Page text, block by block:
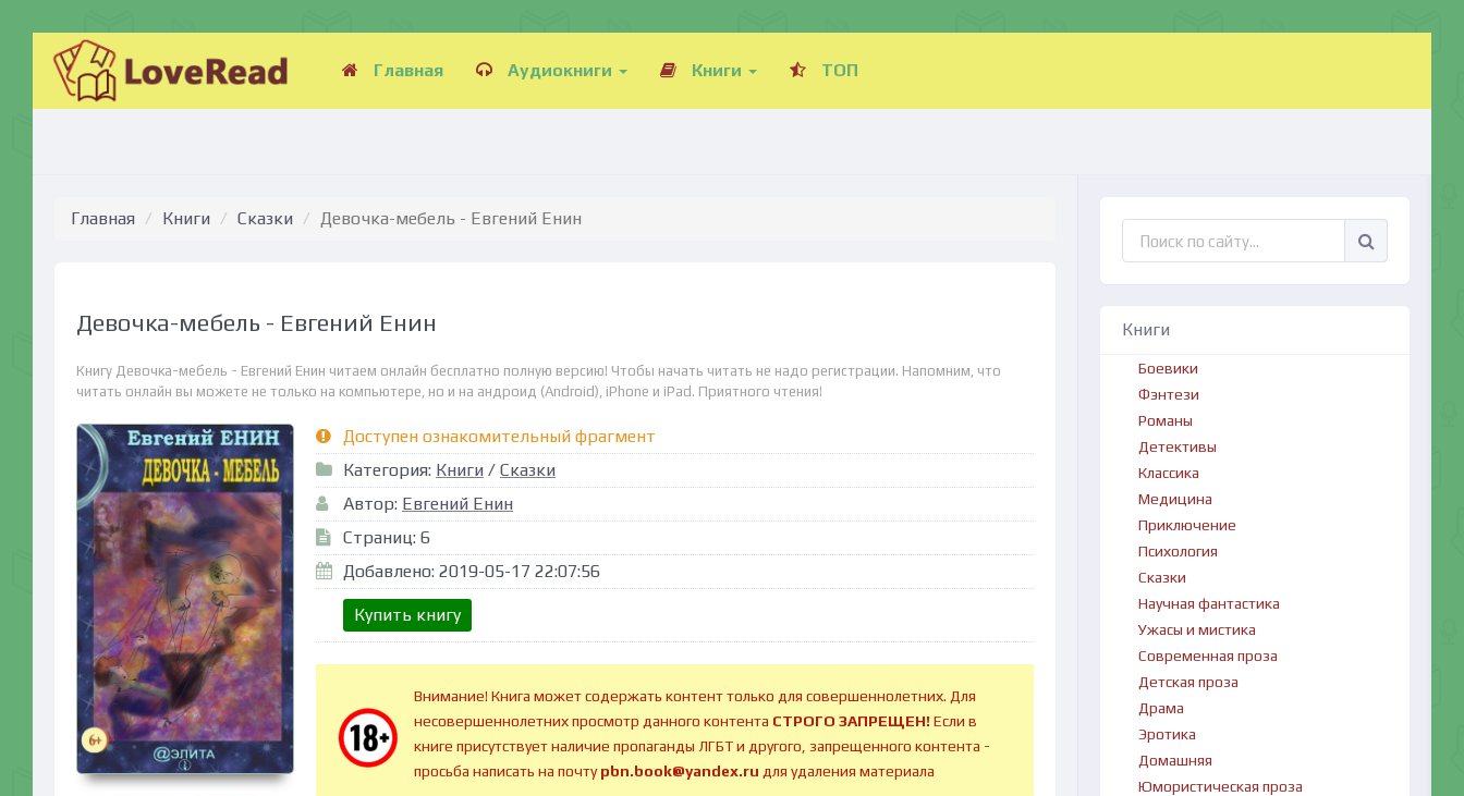
Главная Аудиокниги Книги ТОП
Главная Книги Сказки Девочка-мебель - Евгений Енин
Девочка-мебель - Евгений Енин
Книгу Девочка-мебель - Евгений Енин читаем онлайн бесплатно полную версию! Чтобы начать читать не надо регистрации. Напомним, что
читать онлайн вы можете не только на компьютере, но и на андроид (Android), iPhone и iPad. Приятного чтения!
Доступен ознакомительный фрагмент
Категория: Книги / Сказки
Автор: Евгений Енин
Страниц: 6
Добавлено: 2019-05-17 22:07:56
Купить книгу
Внимание! Книга может содержать контент только для совершеннолетних. Для
несовершеннолетних просмотр данного контента СТРОГО ЗАПРЕЩЕН!Если в
книге присутствует наличие пропаганды ЛГБТ и другого, запрещенного контента -
просьба написать на почтуpbn.book@yandex.ru для удаления материала
Книги
Боевики
Фэнтези
Романы
Детективы
Классика
Медицина
Приключение
Психология
Сказки
Научная фантастика
Ужасы и мистика
Современная проза
Детская проза
Драма
Эротика
Домашняя
Юмористическая проза